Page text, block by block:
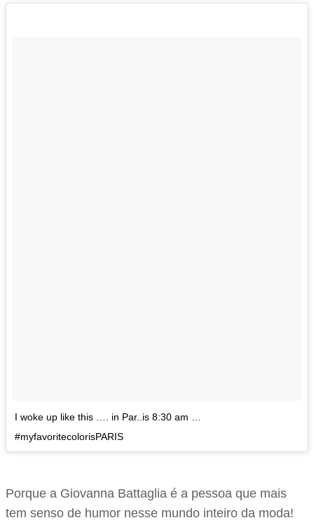
I woke up like this …. in Par..is 8:30 am …
#myfavoritecolorisPARIS
Porque a Giovanna Battaglia é a pessoa que mais
tem senso de humor nesse mundo inteiro da moda!